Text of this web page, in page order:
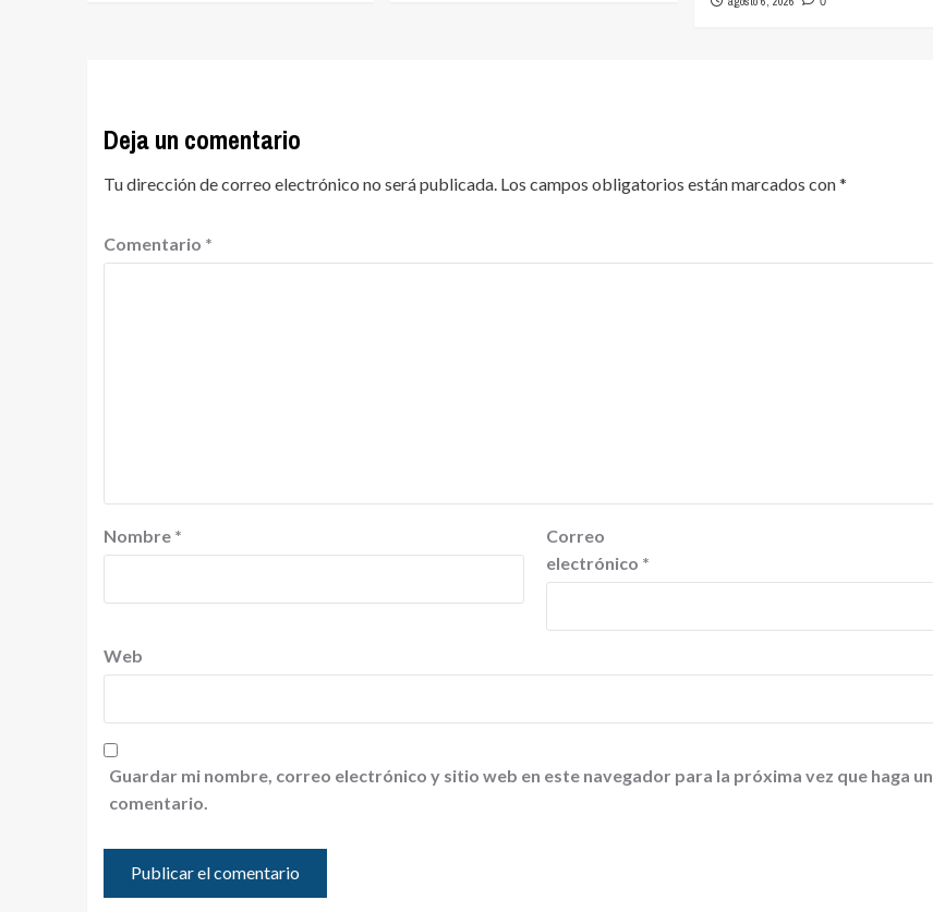
Deja un comentario
Tu dirección de correo electrónico no será publicada. Los campos obligatorios están marcados con*
Comentario *
Nombre *
Correo
electrónico *
Web
Guardar mi nombre, correo electrónico y sitio web en este navegador para la próxima vez que haga un
comentario.